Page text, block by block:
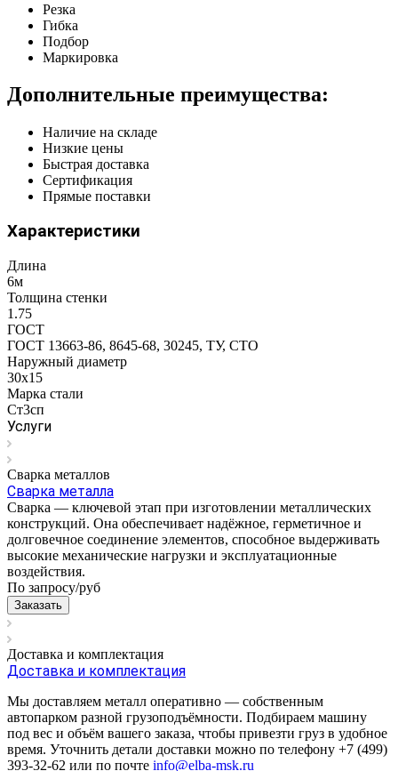
Резка
Гибка
Подбор
Маркировка
Дополнительные преимущества:
Наличие на складе
Низкие цены
Быстрая доставка
Сертификация
Прямые поставки
Характеристики
Длина
6м
Толщина стенки
1.75
ГОСТ
ГОСТ 13663-86, 8645-68, 30245, ТУ, СТО
Наружный диаметр
30x15
Марка стали
Ст3сп
Услуги
Сварка металлов
Сварка металла
Сварка — ключевой этап при изготовлении металлических
конструкций. Она обеспечивает надёжное, герметичное и
долговечное соединение элементов, способное выдерживать
высокие механические нагрузки и эксплуатационные
воздействия.
По запросу/руб
Заказать
Доставка и комплектация
Доставка и комплектация
Мы доставляем металл оперативно — собственным
автопарком разной грузоподъёмности. Подбираем машину
под вес и объём вашего заказа, чтобы привезти груз в удобное
время. Уточнить детали доставки можно по телефону +7 (499)
393-32-62 или по почте info@elba-msk.ru